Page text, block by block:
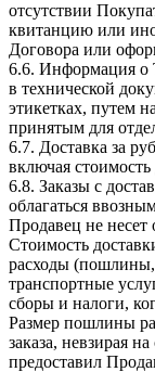
отсутствии
квитанцию или
Договора или
6.6. Информация о
в технической
этикетках, путем
принятым для
6.7. Доставка за
включая стоимость
6.8. Заказы с
облагаться
Продавец не
Стоимость
расходы
транспортные
сборы и налоги,
Размер пошлины
заказа, невзирая
предоставил